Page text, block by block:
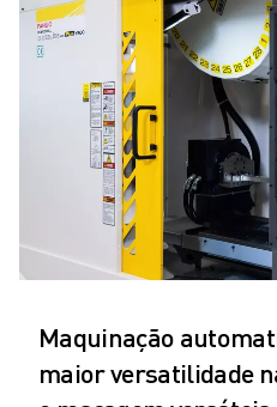
ROBÔS DE PALETIZAÇÃO
ROBÔS SCARA
CENTROS COMPACTOS DE
LOCALIZADOR ROBODRILL
CENTROS DE MAQUINAÇÃO
HARDWARE ROBODRILL
SOFTWARE ROBODRILL
MANUTENÇÃO PREVENTIVA
SUSTENTABILIDADE ROBODRILL
PACK EDUCACIONAL ROBODRILL
MÁQUINAS DE MOLDAGEM POR
LOCALIZADOR ROBOSHOT
Maquinação
maior versatilidade